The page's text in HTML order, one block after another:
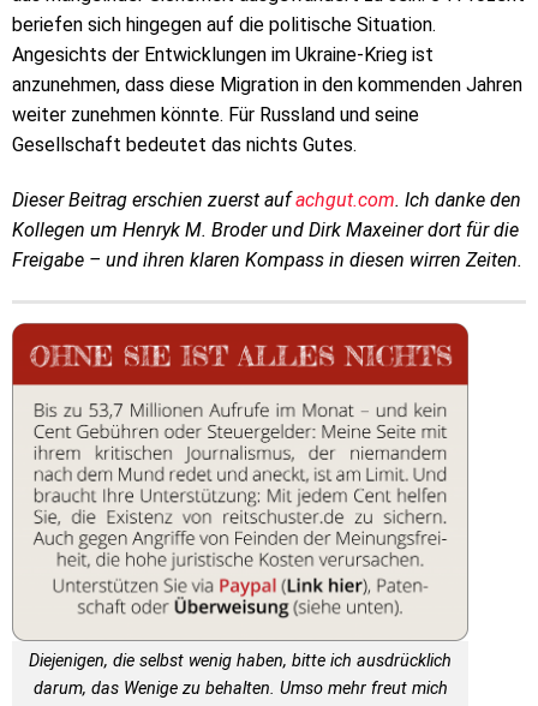
beriefen sich hingegen auf die politische Situation.
Angesichts der Entwicklungen im Ukraine-Krieg ist
anzunehmen, dass diese Migration in den kommenden Jahren
weiter zunehmen könnte. Für Russland und seine
Gesellschaft bedeutet das nichts Gutes.
Dieser Beitrag erschien zuerst aufachgut.com. Ich danke den
Kollegen um Henryk M. Broder und Dirk Maxeiner dort für die
Freigabe – und ihren klaren Kompass in diesen wirren Zeiten.
Diejenigen, die selbst wenig haben, bitte ich ausdrücklich
darum, das Wenige zu behalten. Umso mehr freut mich